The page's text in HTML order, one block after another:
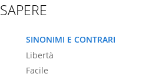
SAPERE
SINONIMI E CONTRARI
Libertà
Facile